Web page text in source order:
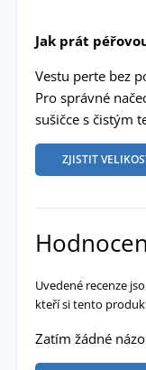
Jak prát
Vestu perte bez
Pro správné
sušičce s čistým
ZJISTIT
Uvedené recenze
kteří si tento
Zatím žádné